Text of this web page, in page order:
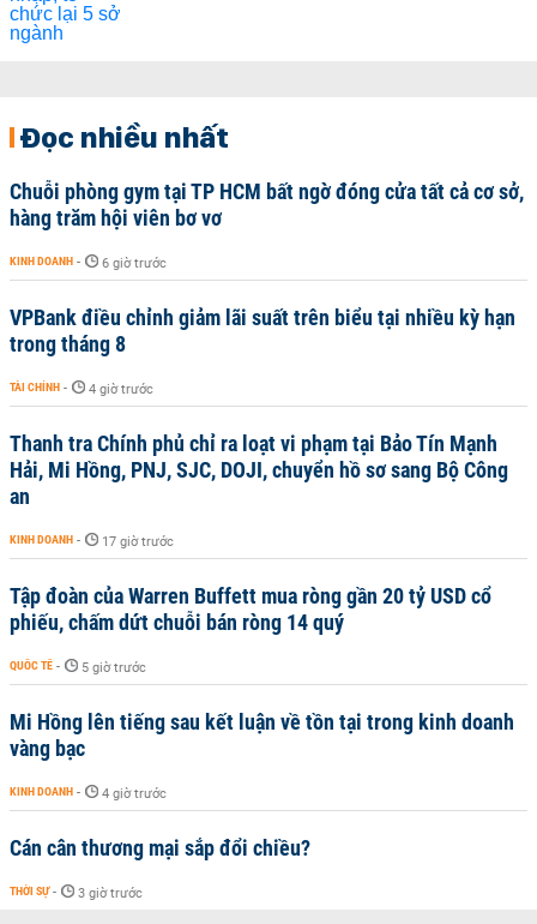
Đọc nhiều nhất
Chuỗi phòng gym tại TP HCM bất ngờ đóng cửa tất cả cơ sở,
hàng trăm hội viên bơ vơ
KINH DOANH - 6 giờ trước
VPBank điều chỉnh giảm lãi suất trên biểu tại nhiều kỳ hạn
trong tháng 8
TÀI CHÍNH - 4 giờ trước
Thanh tra Chính phủ chỉ ra loạt vi phạm tại Bảo Tín Mạnh
Hải, Mi Hồng, PNJ, SJC, DOJI, chuyển hồ sơ sang Bộ Công
an
KINH DOANH - 17 giờ trước
Tập đoàn của Warren Buffett mua ròng gần 20 tỷ USD cổ
phiếu, chấm dứt chuỗi bán ròng 14 quý
QUỐC TẾ - 5 giờ trước
Mi Hồng lên tiếng sau kết luận về tồn tại trong kinh doanh
vàng bạc
KINH DOANH - 4 giờ trước
Cán cân thương mại sắp đổi chiều?
THỜI SỰ - 3 giờ trước